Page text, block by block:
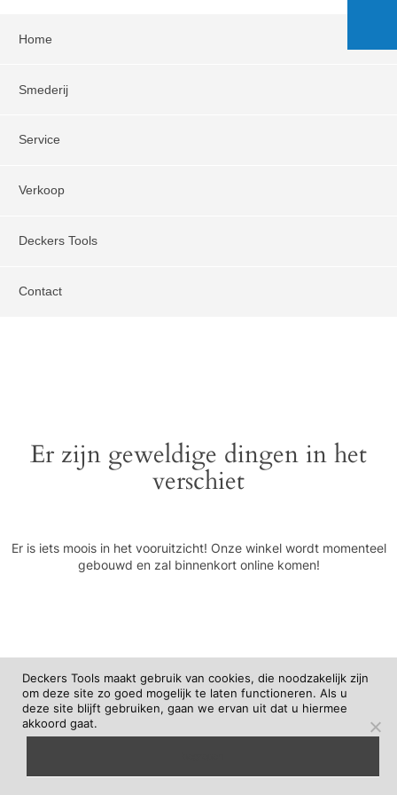
Home
Smederij
Service
Verkoop
Deckers Tools
Contact
Er zijn geweldige dingen in het
verschiet
Er is iets moois in het vooruitzicht! Onze winkel wordt momenteel
gebouwd en zal binnenkort online komen!
Deckers Tools maakt gebruik van cookies, die noodzakelijk zijn
om deze site zo goed mogelijk te laten functioneren. Als u
deze site blijft gebruiken, gaan we ervan uit dat u hiermee
akkoord gaat.